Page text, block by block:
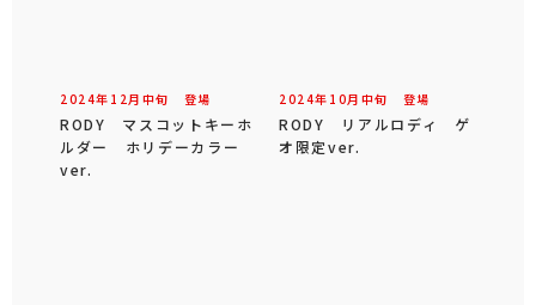
2024年 12 月 中旬 登場
RODY マスコットキーホ
ルダー ホリデーカラー
ver.
2024年 10月 中旬 登場
RODY リアルロディ ゲ
オ限定ver.